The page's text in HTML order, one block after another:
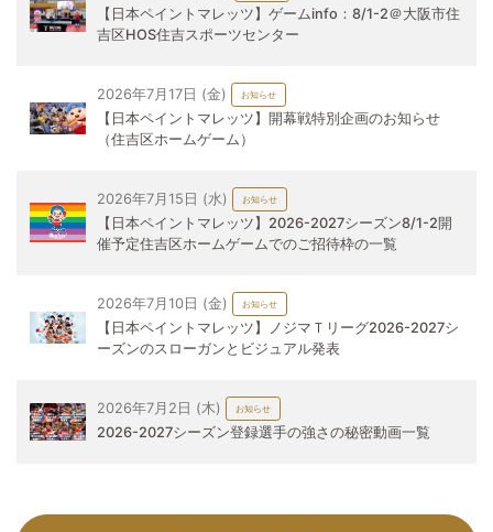
【日本ペイントマレッツ】ゲームinfo：8/1-2＠大阪市住
吉区HOS住吉スポーツセンター
2026年7月17日 (金) お知らせ
【日本ペイントマレッツ】開幕戦特別企画のお知らせ
（住吉区ホームゲーム）
2026年7月15日 (水) お知らせ
【日本ペイントマレッツ】2026-2027シーズン8/1-2開
催予定住吉区ホームゲームでのご招待枠の一覧
2026年7月10日 (金) お知らせ
【日本ペイントマレッツ】ノジマＴリーグ2026-2027シ
ーズンのスローガンとビジュアル発表
2026年7月2日 (木) お知らせ
2026-2027シーズン登録選手の強さの秘密動画一覧